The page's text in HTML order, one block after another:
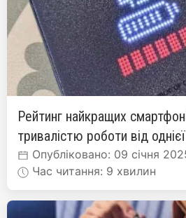
Рейтинг найкращих
тривалістю роботи від
Опубліковано: 09 січня
Час читання: 9 хвилин